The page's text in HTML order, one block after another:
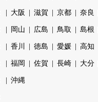
大阪 滋賀 京都 奈良
岡山 広島 鳥取 島根
香川 徳島 愛媛 高知
福岡 佐賀 長崎 大分
沖縄